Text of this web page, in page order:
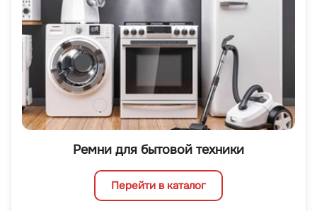
Ремни для бытовой техники
Перейти в каталог